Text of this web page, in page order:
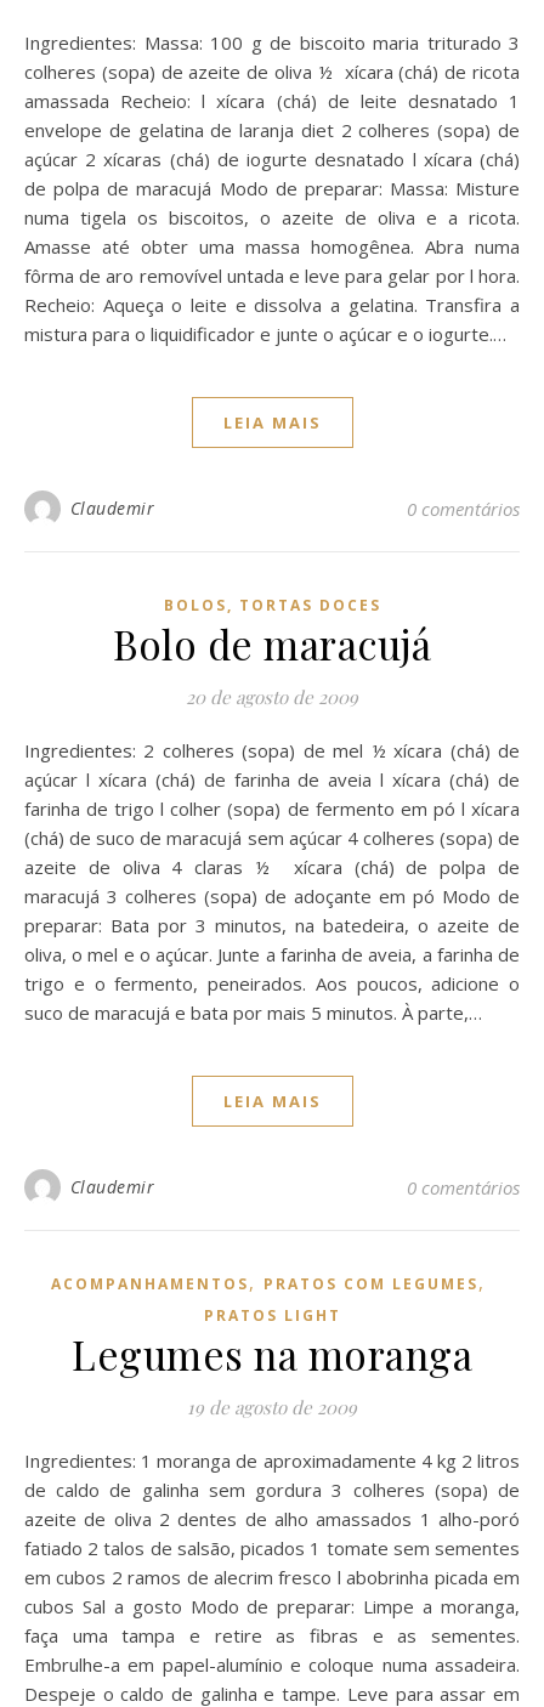
Ingredientes: Massa: 100 g de biscoito maria triturado 3
colheres (sopa) de azeite de oliva ½ xícara (chá) de ricota
amassada Recheio: l xícara (chá) de leite desnatado 1
envelope de gelatina de laranja diet 2 colheres (sopa) de
açúcar 2 xícaras (chá) de iogurte desnatado l xícara (chá)
de polpa de maracujá Modo de preparar: Massa: Misture
numa tigela os biscoitos, o azeite de oliva e a ricota.
Amasse até obter uma massa homogênea. Abra numa
fôrma de aro removível untada e leve para gelar por l hora.
Recheio: Aqueça o leite e dissolva a gelatina. Transfira a
mistura para o liquidificador e junte o açúcar e o iogurte.…
LEIA MAIS
Claudemir 0 comentários
BOLOS, TORTAS DOCES
Bolo de maracujá
20 de agosto de 2009
Ingredientes: 2 colheres (sopa) de mel ½ xícara (chá) de
açúcar l xícara (chá) de farinha de aveia l xícara (chá) de
farinha de trigo l colher (sopa) de fermento em pó l xícara
(chá) de suco de maracujá sem açúcar 4 colheres (sopa) de
azeite de oliva 4 claras ½ xícara (chá) de polpa de
maracujá 3 colheres (sopa) de adoçante em pó Modo de
preparar: Bata por 3 minutos, na batedeira, o azeite de
oliva, o mel e o açúcar. Junte a farinha de aveia, a farinha de
trigo e o fermento, peneirados. Aos poucos, adicione o
suco de maracujá e bata por mais 5 minutos. À parte,…
LEIA MAIS
Claudemir 0 comentários
ACOMPANHAMENTOS, PRATOS COM LEGUMES,
PRATOS LIGHT
Legumes na moranga
19 de agosto de 2009
Ingredientes: 1 moranga de aproximadamente 4 kg 2 litros
de caldo de galinha sem gordura 3 colheres (sopa) de
azeite de oliva 2 dentes de alho amassados 1 alho-poró
fatiado 2 talos de salsão, picados 1 tomate sem sementes
em cubos 2 ramos de alecrim fresco l abobrinha picada em
cubos Sal a gosto Modo de preparar: Limpe a moranga,
faça uma tampa e retire as fibras e as sementes.
Embrulhe-a em papel-alumínio e coloque numa assadeira.
Despeje o caldo de galinha e tampe. Leve para assar em